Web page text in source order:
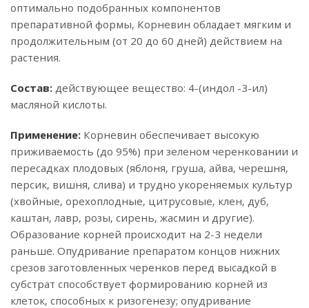
оптимально подобранных компонентов
препаративной формы, Корневин обладает мягким и
продолжительным (от 20 до 60 дней) действием на
растения.
Состав: действующее вещество: 4-(индол -3-ил)
масляной кислоты.
Применение: Корневин обеспечивает высокую
приживаемость (до 95%) при зеленом черенковании и
пересадках плодовых (яблоня, груша, айва, черешня,
персик, вишня, слива) и трудно укореняемых культур
(хвойные, орехоплодные, цитрусовые, клен, дуб,
каштан, лавр, розы, сирень, жасмин и другие).
Образование корней происходит на 2-3 недели
раньше. Опудривание препаратом концов нижних
срезов заготовленных черенков перед высадкой в
субстрат способствует формированию корней из
клеток, способных к ризогенезу; опудривание